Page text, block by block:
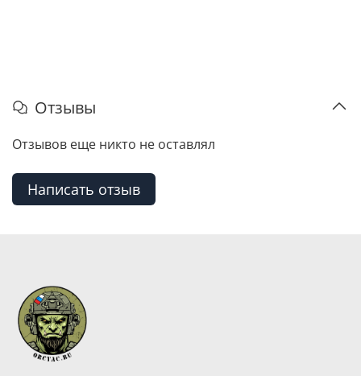
Отзывы
Отзывов еще никто не оставлял
Написать отзыв